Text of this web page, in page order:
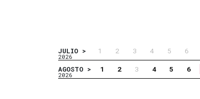
JULIO >
2026
1 2 3 4 5 6
AGOSTO >
2026
1 2 3 4 5 6